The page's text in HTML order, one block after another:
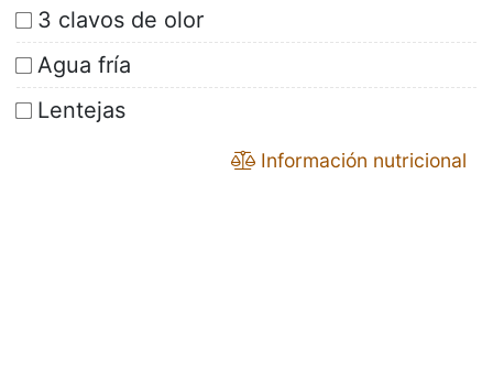
3 clavos de olor
Agua fría
Lentejas
Información nutricional